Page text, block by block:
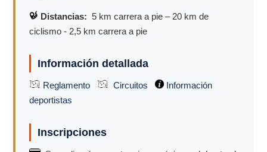
Distancias: 5 km carrera a pie – 20 km de
ciclismo - 2,5 km carrera a pie
Información detallada
Reglamento Circuitos
Información
deportistas
Inscripciones